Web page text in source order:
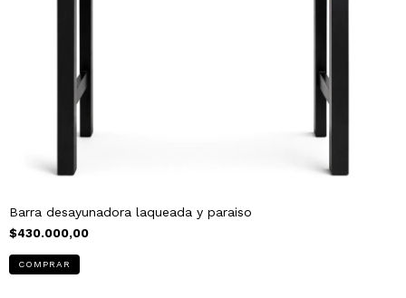
Barra desayunadora laqueada y paraiso
$430.000,00